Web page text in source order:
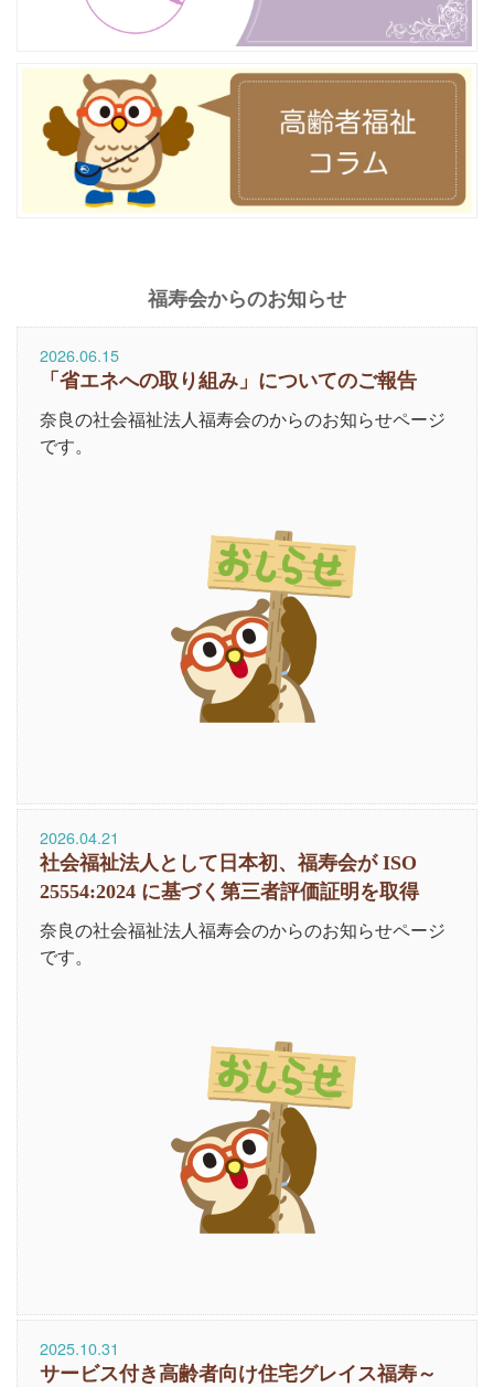
福寿会からのお知らせ
2026.06.15
「省エネへの取り組み」についてのご報告
奈良の社会福祉法人福寿会のからのお知らせページ
です。
2026.04.21
社会福祉法人として日本初、福寿会が ISO
25554:2024 に基づく第三者評価証明を取得
奈良の社会福祉法人福寿会のからのお知らせページ
です。
2025.10.31
サービス付き高齢者向け住宅グレイス福寿～